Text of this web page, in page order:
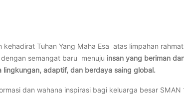
kehadirat Tuhan Yang Maha Esa atas limpahan
semangat baru menuju insan yang beriman
lingkungan, adaptif, dan berdaya saing global.
dan wahana inspirasi bagi keluarga besar SMAN